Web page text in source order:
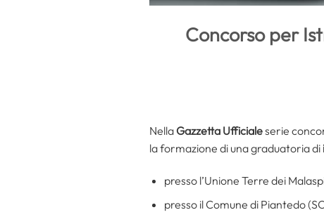
Concorso per
Nella Gazzetta Ufficialeserie
la formazione di una graduatoria di
presso l’Unione Terre dei
presso il Comune di Piantedo